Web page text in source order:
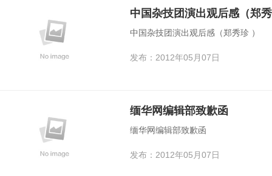
中国杂技团演出观后感（郑
中国杂技团演出观后感（郑秀珍 ）
发布：2012年05月07日
缅华网编辑部致歉函
缅华网编辑部致歉函
发布：2012年05月07日